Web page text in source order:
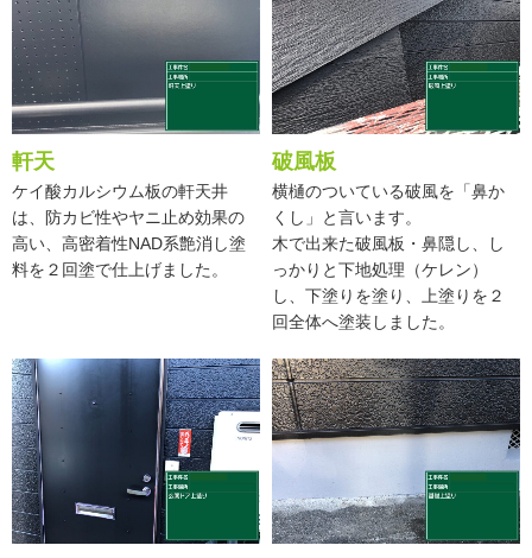
軒天
ケイ酸カルシウム板の軒天井
は、防カビ性やヤニ止め効果の
高い、高密着性NAD系艶消し塗
料を２回塗で仕上げました。
破風板
横樋のついている破風を「鼻か
くし」と言います。
木で出来た破風板・鼻隠し、し
っかりと下地処理（ケレン）
し、下塗りを塗り、上塗りを２
回全体へ塗装しました。